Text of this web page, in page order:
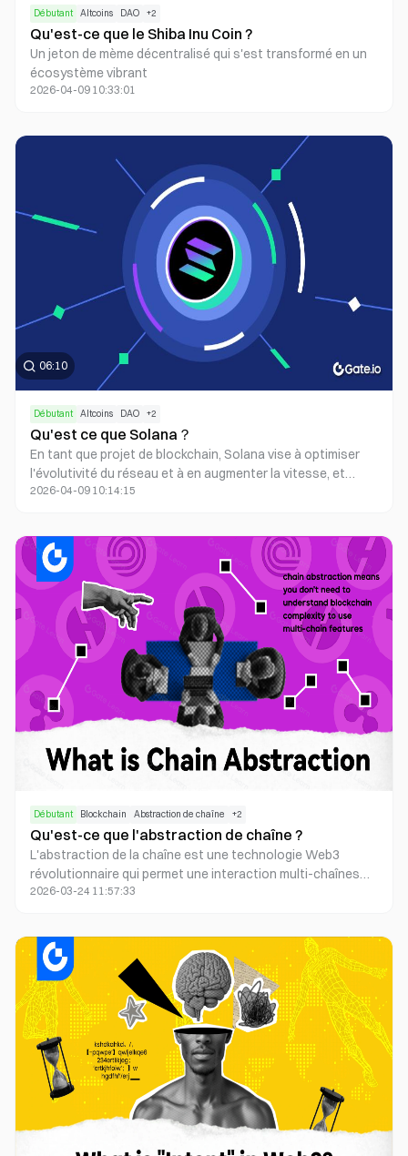
Débutant Altcoins DAO +2
Qu'est-ce que le Shiba Inu Coin ?
Un jeton de mème décentralisé qui s'est transformé en un
écosystème vibrant
2026-04-09 10:33:01
06:10
Débutant Altcoins DAO +2
Qu'est ce que Solana？
En tant que projet de blockchain, Solana vise à optimiser
l'évolutivité du réseau et à en augmenter la vitesse, et
adopte un algorithme unique de preuve d'histoire pour
2026-04-09 10:14:15
0
Débutant Blockchain Abstraction de chaîne +2
Qu'est-ce que l'abstraction de chaîne ?
L'abstraction de la chaîne est une technologie Web3
révolutionnaire qui permet une interaction multi-chaînes
fluide grâce à une couche de middleware unifiée. Comme un
inter-chaînes et les agrégateurs, ouvrant la voie à une
infrastructure DeFi, NFT et DAO évolutive, et à l'adoption
future du Web3 alimentée par l'IA.
2026-03-24 11:57:33
0